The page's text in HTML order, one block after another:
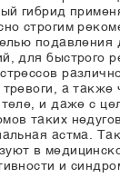
гибрид
строгим
подавления
для быстрого
а также
и даже с
таких
астма.
в
и